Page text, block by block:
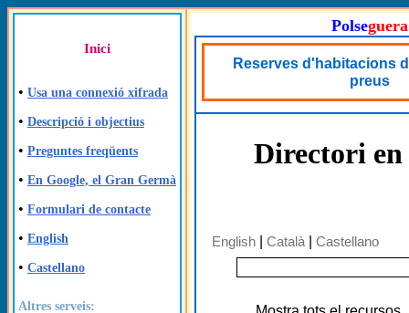
Inici
• Usa una connexió xifrada
• Descripció i objectius
• Preguntes freqüents
• En Google, el Gran Germà
• Formulari de contacte
• English
• Castellano
Altres serveis:
Polseguera
Reserves d'habitacions
preus
Directori en
English Català Castellano